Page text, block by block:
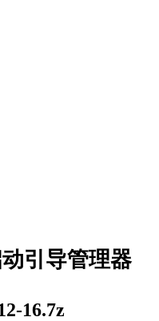
引导管理器
16.7z